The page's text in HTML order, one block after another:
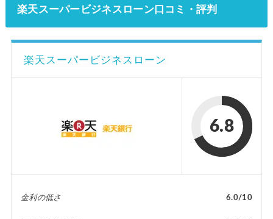
楽天スーパービジネスローン口コミ・評判
楽天スーパービジネスローン
6.8
金利の低さ 6.0/10